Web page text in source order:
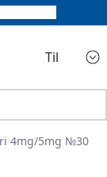
Til
4mg/5mg №30